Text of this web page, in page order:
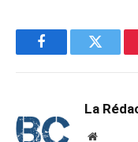
FacebookTwitter
La
Website